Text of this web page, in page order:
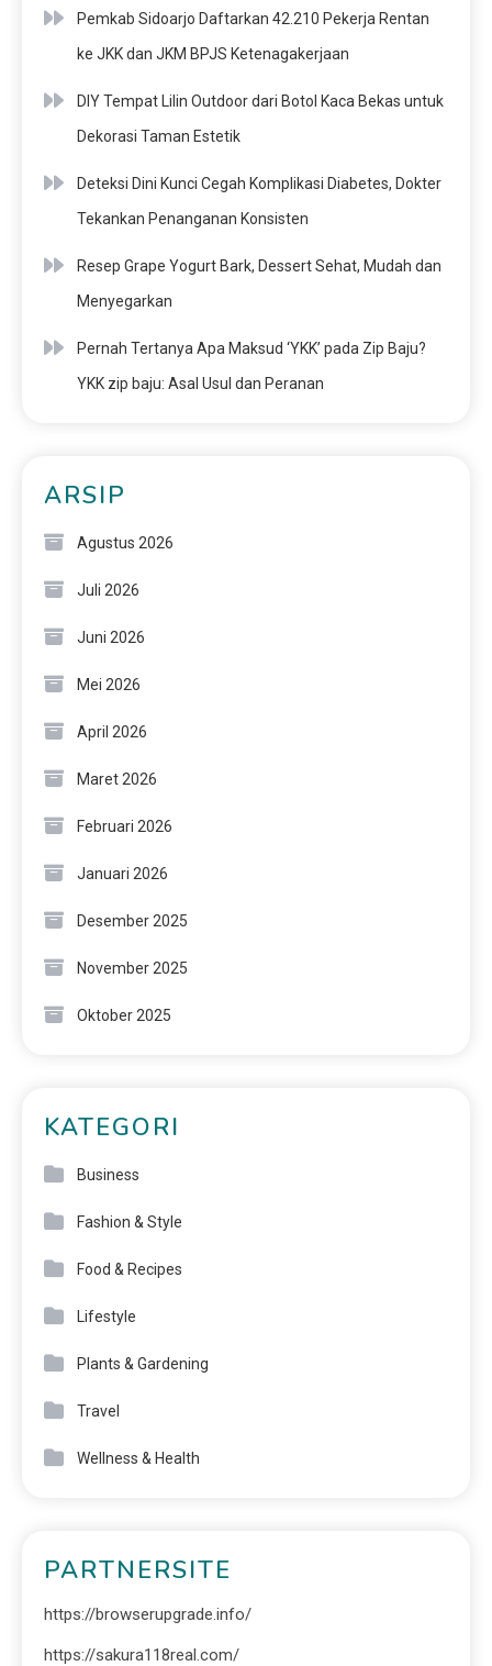
Pemkab Sidoarjo Daftarkan 42.210 Pekerja Rentan
ke JKK dan JKM BPJS Ketenagakerjaan
DIY Tempat Lilin Outdoor dari Botol Kaca Bekas untuk
Dekorasi Taman Estetik
Deteksi Dini Kunci Cegah Komplikasi Diabetes, Dokter
Tekankan Penanganan Konsisten
Resep Grape Yogurt Bark, Dessert Sehat, Mudah dan
Menyegarkan
Pernah Tertanya Apa Maksud ‘YKK’ pada Zip Baju?
YKK zip baju: Asal Usul dan Peranan
ARSIP
Agustus 2026
Juli 2026
Juni 2026
Mei 2026
April 2026
Maret 2026
Februari 2026
Januari 2026
Desember 2025
November 2025
Oktober 2025
KATEGORI
Business
Fashion & Style
Food & Recipes
Lifestyle
Plants & Gardening
Travel
Wellness & Health
PARTNERSITE
https://browserupgrade.info/
https://sakura118real.com/